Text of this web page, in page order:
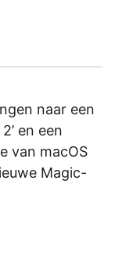
naar een
en een
van macOS
Magic-